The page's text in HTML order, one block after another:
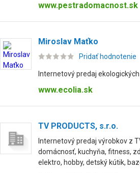
www.pestradomacnost.sk
Miroslav Maťko
Pridať hodnotenie
Internetový predaj
www.ecolia.sk
TV PRODUCTS, s.r.o.
Internetový predaj výrobkov z
domácnosť, kuchyňa, fitness,
elektro, hobby, detský kútik,